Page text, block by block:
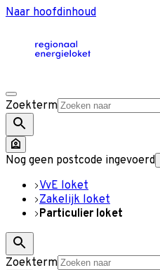
Naar hoofdinhoud
Zoekterm
Nog geen postcode ingevoerd
VvE loket
Zakelijk loket
Particulier loket
Zoekterm